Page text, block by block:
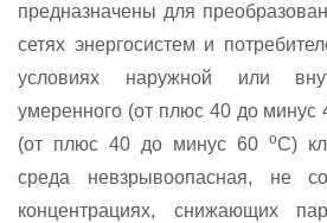
предназначены для
сетях энергосистем и
условиях наружной или
умеренного (от плюс 40 до минус
(от плюс 40 до минус 60
оС)
среда невзрывоопасная, не
концентрациях, снижающих